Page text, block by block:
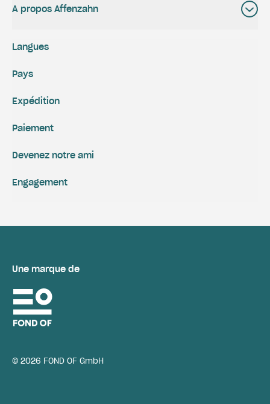
A propos Affenzahn
Expédition
Paiement
Engagement
Devenez notre ami
Langues
Pays
Une marque de
© 2026 FOND OF GmbH